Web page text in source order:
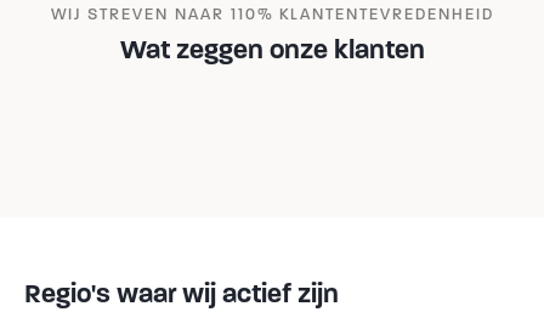
WIJ STREVEN NAAR 110% KLANTENTEVREDENHEID
Wat zeggen onze klanten
Regio's waar wij actief zijn